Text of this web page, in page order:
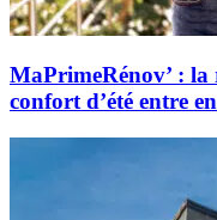
MaPrimeRénov’ : la
confort d’été entre